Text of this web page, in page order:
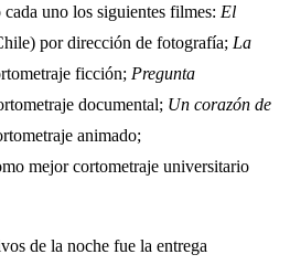
uno los siguientes filmes: El
por dirección de fotografía; La
ficción; Pregunta
documental; Un corazón de
animado;
mejor cortometraje universitario
de la noche fue la entrega